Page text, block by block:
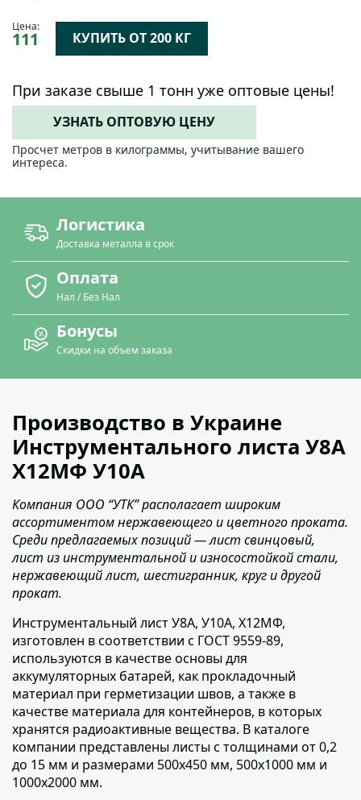
Цена:
111 КУПИТЬ ОТ 200 КГ
При заказе свыше 1 тонн уже оптовые цены!
УЗНАТЬ ОПТОВУЮ ЦЕНУ
Просчет метров в килограммы, учитывание вашего
интереса.
Логистика
Доставка металла в срок
Оплата
Нал / Без Нал
Бонусы
Скидки на объем заказа
Производство в Украине
Инструментального листа У8А
Х12МФ У10А
Компания ООО “УТК” располагает широким
ассортиментом нержавеющего и цветного проката.
Среди предлагаемых позиций — лист свинцовый,
лист из инструментальной и износостойкой стали,
нержавеющий лист, шестигранник, круг и другой
прокат.
Инструментальный лист У8А, У10А, Х12МФ,
изготовлен в соответствии с ГОСТ 9559-89,
используются в качестве основы для
аккумуляторных батарей, как прокладочный
материал при герметизации швов, а также в
качестве материала для контейнеров, в которых
хранятся радиоактивные вещества. В каталоге
компании представлены листы с толщинами от 0,2
до 15 мм и размерами 500х450 мм, 500х1000 мм и
1000х2000 мм.